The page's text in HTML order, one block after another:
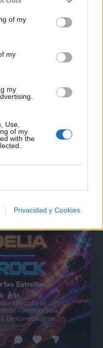
of my
my
my
Use,
of my
with the
Privacidad y Cookies
las Estrellas:
🎸✨
selección de
cósmicas para
Desconecta, mira
cero. 💾 ¡Guarda
noche estrellada!